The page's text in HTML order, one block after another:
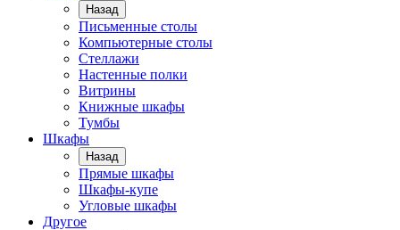
Назад
Письменные столы
Компьютерные столы
Стеллажи
Настенные полки
Витрины
Книжные шкафы
Тумбы
Шкафы
Назад
Прямые шкафы
Шкафы-купе
Угловые шкафы
Другое